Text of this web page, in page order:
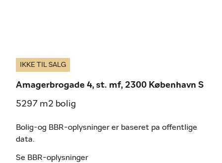
IKKE TIL SALG
Amagerbrogade 4, st. mf, 2300 København S
5297 m2 bolig
Bolig-og BBR-oplysninger er baseret pa offentlige
data.
Se BBR-oplysninger